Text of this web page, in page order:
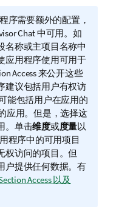
序需要额外的配置，
Chat中可用。如
名称或主项目名称中
应用程序使用可用于
Access 来公开这些
建议包括用户有权访
能包括用户在应用的
应用。但是，选择这
。单击维度或度量以
程序中的可用项目
权访问的项目。但
提供任何数据。 有
Access 以及